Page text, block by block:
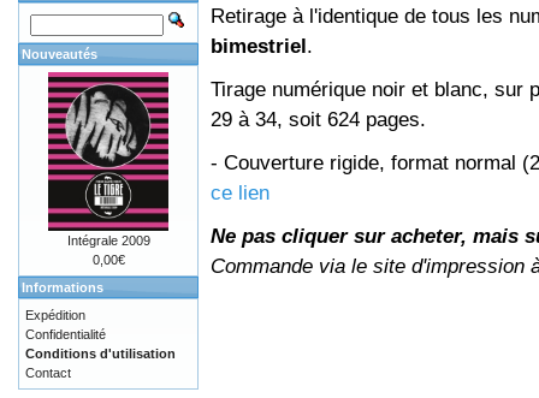
Retirage à l'identique de tous les
bimestriel.
Tirage numérique noir et blanc, sur
29 à 34, soit 624 pages.
- Couverture rigide, format normal
ce lien
Ne pas cliquer sur acheter, mais
Commande via le site d'impression
Nouveautés
Intégrale 2009
0,00€
Informations
Expédition
Confidentialité
Conditions d'utilisation
Contact